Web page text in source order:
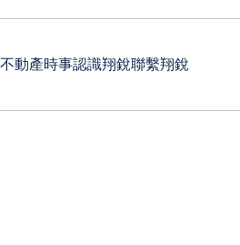
不動產時事認識翔銳聯繫翔銳